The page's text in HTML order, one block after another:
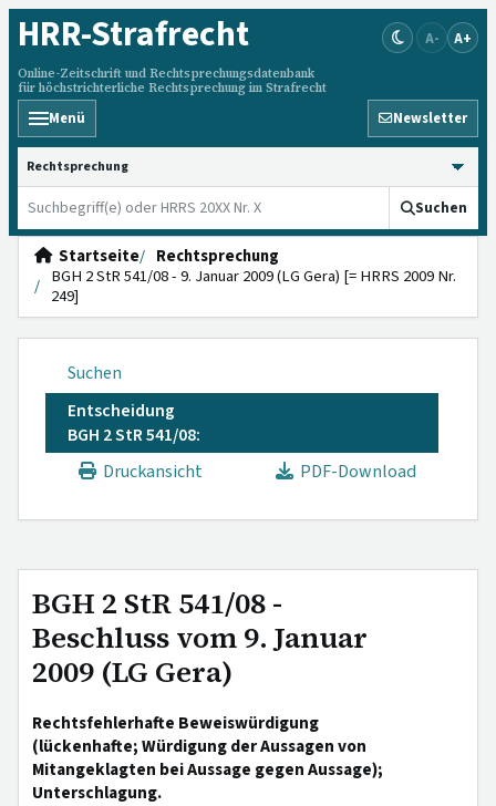
HRR-Strafrecht
Online-Zeitschrift und Rechtsprechungsdatenbank
für höchstrichterliche Rechtsprechung im Strafrecht
A- A+
Menü Newsletter
HRRS durchsuchen
Suchen
Startseite
Rechtsprechung
BGH 2 StR 541/08 - 9. Januar 2009 (LG Gera) [= HRRS 2009 Nr.
249]
Suchen
Entscheidung
BGH 2 StR 541/08:
Druckansicht
PDF-Download
BGH 2 StR 541/08 -
Beschluss vom 9. Januar
2009 (LG Gera)
Rechtsfehlerhafte Beweiswürdigung
(lückenhafte; Würdigung der Aussagen von
Mitangeklagten bei Aussage gegen Aussage);
Unterschlagung.